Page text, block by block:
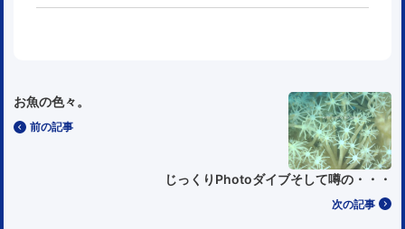
前の記事
お魚の色々。
次の記事
じっくりPhotoダイブそして噂の・・・